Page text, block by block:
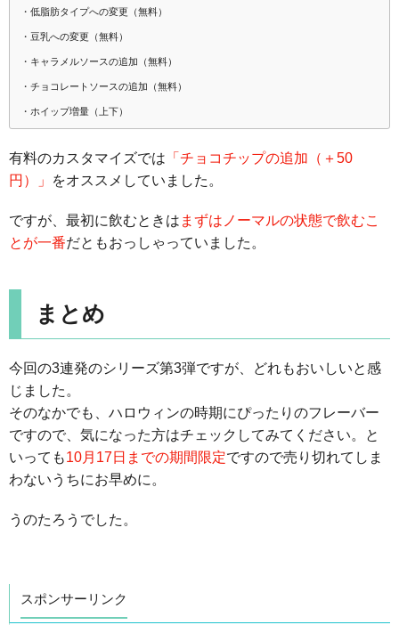
・低脂肪タイプへの変更（無料）
・豆乳への変更（無料）
・キャラメルソースの追加（無料）
・チョコレートソースの追加（無料）
・ホイップ増量（上下）
有料のカスタマイズでは 「チョコチップの追加（＋50
円）」
をオススメしていました。
ですが、最初に飲むときは まずはノーマルの状態で飲むこ
とが一番だともおっしゃっていました。
まとめ
今回の3連発のシリーズ第3弾ですが、どれもおいしいと感
じました。
そのなかでも、ハロウィンの時期にぴったりのフレーバー
ですので、気になった方はチェックしてみてください。と
いっても10月17日までの期間限定ですので売り切れてしま
わないうちにお早めに。
うのたろうでした。
スポンサーリンク